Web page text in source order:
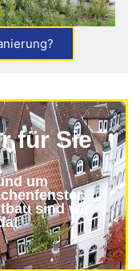
für Sie
um
sind wir